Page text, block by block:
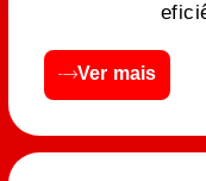
Ver mais